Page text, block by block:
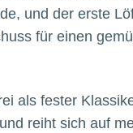
und der erste
für einen
als fester
reiht sich auf